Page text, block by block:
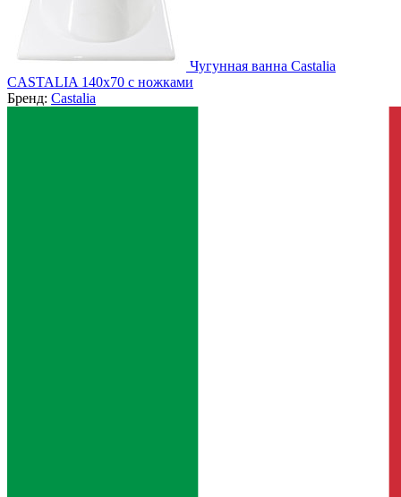
Чугунная ванна Castalia
CASTALIA 140x70 с ножками
Бренд: Castalia